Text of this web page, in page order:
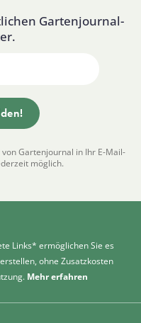
Gartenjournal-
Gartenjournal in Ihr E-Mail-
möglich.
Links* ermöglichen Sie es
ohne Zusatzkosten
Mehr erfahren